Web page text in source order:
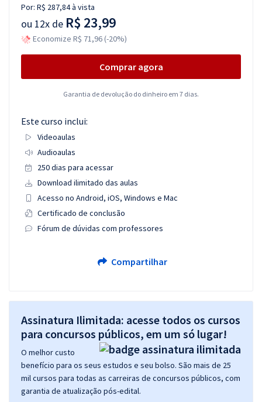
Por: R$ 287,84à vista
ou 12x de R$ 23,99
Economize R$ 71,96 (-20%)
Comprar agora
Garantia de devolução do dinheiro em 7 dias.
Este curso inclui:
Videoaulas
Audioaulas
250 dias para acessar
Download ilimitado das aulas
Acesso no Android, iOS, Windows e Mac
Certificado de conclusão
Fórum de dúvidas com professores
Compartilhar
Assinatura Ilimitada: acesse todos os cursos
para concursos públicos, em um só lugar!
O melhor custo
benefício para os seus estudos e seu bolso. São mais de 25
mil cursos para todas as carreiras de concursos públicos, com
garantia de atualização pós-edital.